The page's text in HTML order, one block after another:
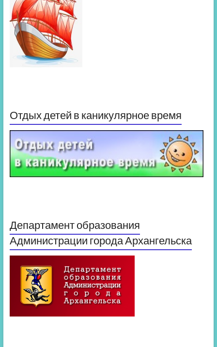
Отдых детей в каникулярное время
Департамент образования
Администрации города Архангельска